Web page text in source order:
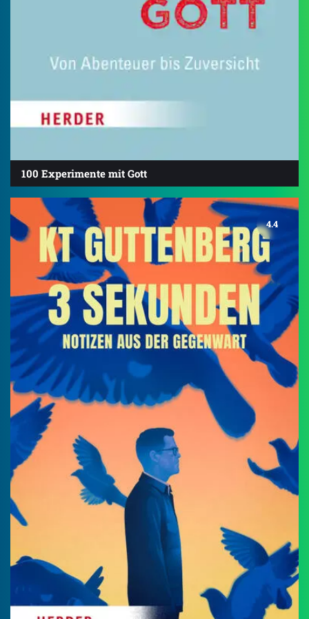
100 Experimente mit Gott
4.4